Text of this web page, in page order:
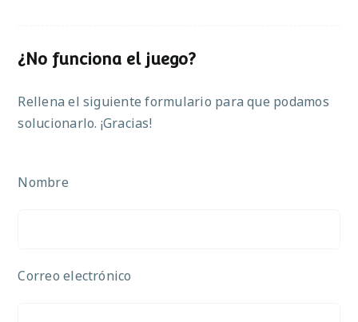
¿No funciona el juego?
Rellena el siguiente formulario para que podamos
solucionarlo. ¡Gracias!
Nombre
Correo electrónico